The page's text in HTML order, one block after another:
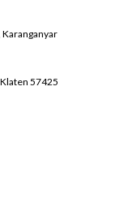
57425